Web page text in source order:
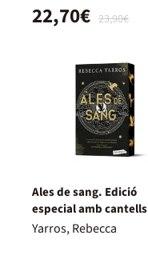
23,90€
22,70€
Ales de sang. Edició
especial amb cantells
tintats
Yarros, Rebecca